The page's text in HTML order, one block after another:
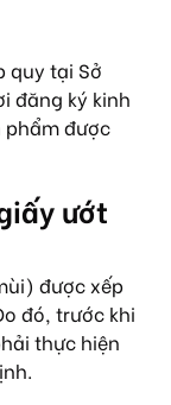
quy tại Sở
đăng ký kinh
phẩm được
ướt
được xếp
đó, trước khi
thực hiện